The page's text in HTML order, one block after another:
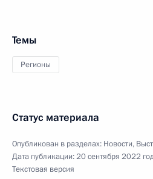
Темы
Регионы
Статус материала
Опубликован в разделах: Новости,
Дата публикации:20 сентября 2022
Текстовая версия